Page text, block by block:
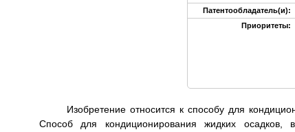
Патентообладатель(и):
Приоритеты:
Изобретение относится к способу для
Способ для кондиционирования жидких осадков,